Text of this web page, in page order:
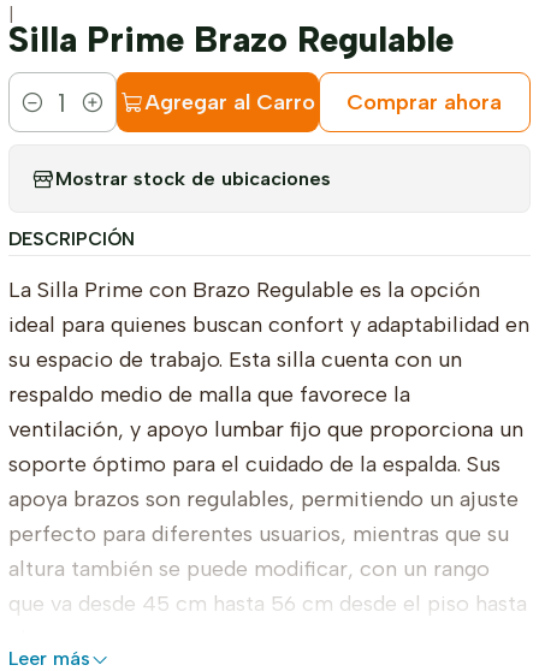
|
Silla Prime Brazo Regulable
Cantidad
Agregar al Carro Comprar ahora
Mostrar stock de ubicaciones
DESCRIPCIÓN
La Silla Prime con Brazo Regulable es la opción
ideal para quienes buscan confort y adaptabilidad en
su espacio de trabajo. Esta silla cuenta con un
respaldo medio de malla que favorece la
ventilación, y apoyo lumbar fijo que proporciona un
soporte óptimo para el cuidado de la espalda. Sus
apoya brazos son regulables, permitiendo un ajuste
perfecto para diferentes usuarios, mientras que su
altura también se puede modificar, con un rango
que va desde 45 cm hasta 56 cm desde el piso hasta
Leer más